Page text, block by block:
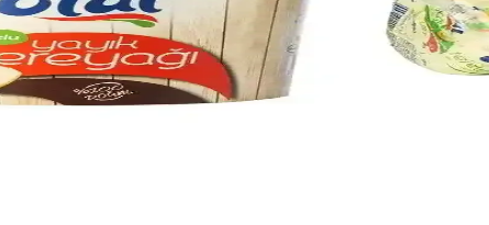
cevizi içeriği ve hafif tropikal aromasıyla sağlıklı atıştırmalık
Sağlığınızı Koruyan Güvenilir Çözümler